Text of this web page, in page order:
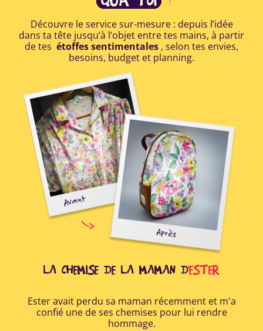
Découvre le service sur-mesure : depuis l’idée
dans ta tête jusqu’à l’objet entre tes mains, à partir
de tes étoffes sentimentales , selon tes envies,
besoins, budget et planning.
LA CHEMISE DE LA MAMAN D'ESTER
Ester avait perdu sa maman récemment et m'a
confié une de ses chemises pour lui rendre
hommage.
Avant
Après